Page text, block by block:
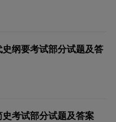
纲要考试部分试题及答
考试部分试题及答案